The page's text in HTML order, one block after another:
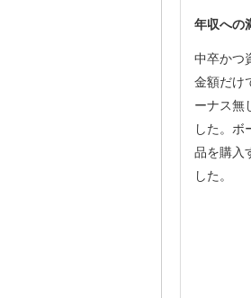
年収への
中卒かつ
金額だけ
ーナス無
した。ボ
品を購入
した。